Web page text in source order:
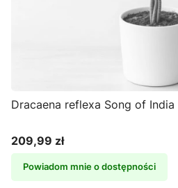
Dracaena reflexa Song of India
Cena
209,99 zł
Powiadom mnie o dostępności